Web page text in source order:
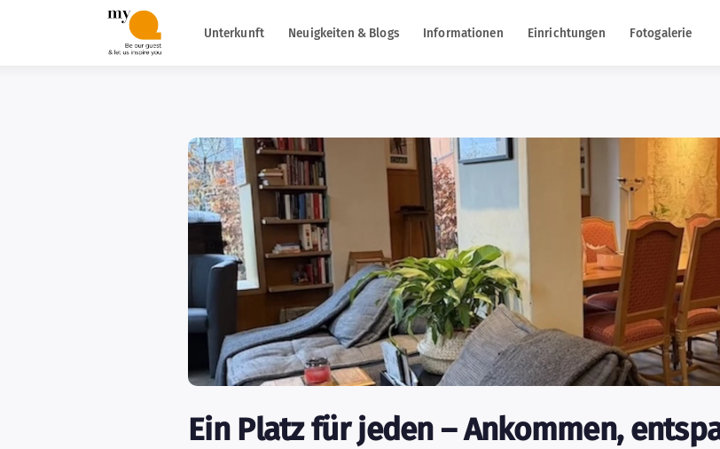
Unterkunft Neuigkeiten & Blogs Informationen Einrichtungen Fotogalerie
Ein Platz für jeden – Ankommen,